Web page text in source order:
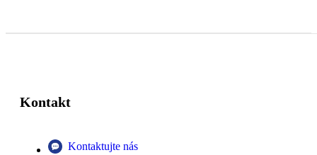
Kontakt
Kontaktujte nás